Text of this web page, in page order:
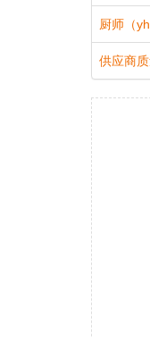
厨师（yh
供应商质